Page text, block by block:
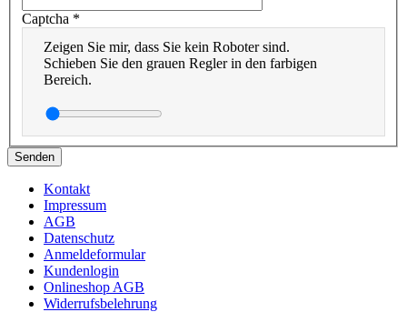
Captcha *
Zeigen Sie mir, dass Sie kein Roboter sind.
Schieben Sie den grauen Regler in den farbigen
Bereich.
Senden
Kontakt
Impressum
AGB
Datenschutz
Anmeldeformular
Kundenlogin
Onlineshop AGB
Widerrufsbelehrung